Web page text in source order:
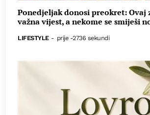
Ponedjeljak donosi preokret: Ovaj
važna vijest, a nekome se smiješi
LIFESTYLE - prije -2736 sekundi